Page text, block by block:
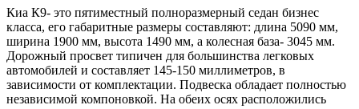
Киа К9- это пятиместный полноразмерный седан бизнес
класса, его габаритные размеры составляют: длина 5090 мм,
ширина 1900 мм, высота 1490 мм, а колесная база- 3045 мм.
Дорожный просвет типичен для большинства легковых
автомобилей и составляет 145-150 миллиметров, в
зависимости от комплектации. Подвеска обладает полностью
независимой компоновкой. На обеих осях расположились